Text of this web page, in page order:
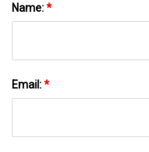
Name:*
Email:*